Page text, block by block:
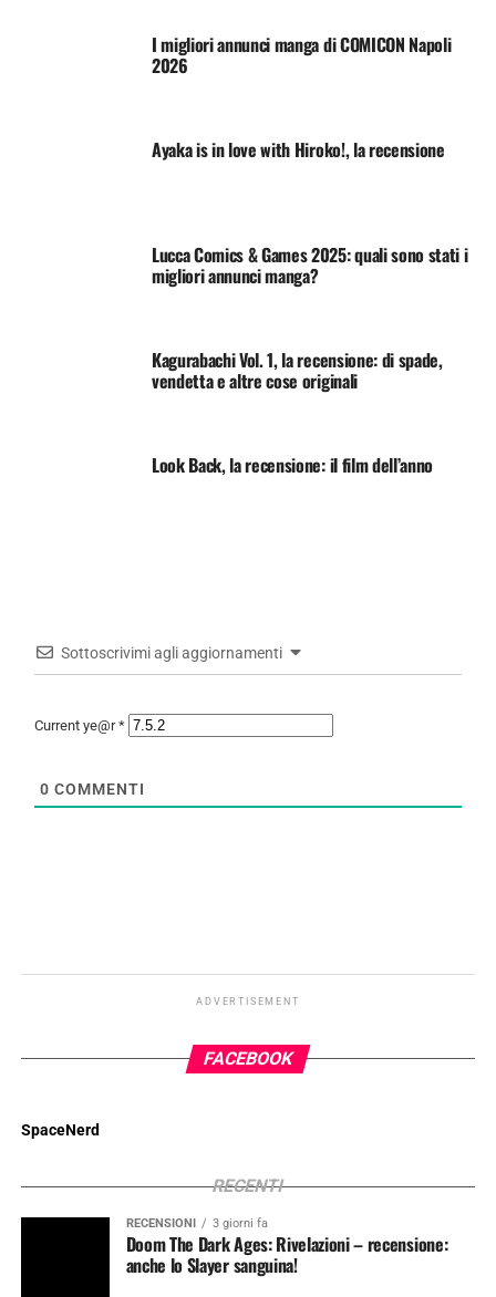
I migliori annunci manga di COMICON Napoli
2026
Ayaka is in love with Hiroko!, la recensione
Lucca Comics & Games 2025: quali sono stati i
migliori annunci manga?
Kagurabachi Vol. 1, la recensione: di spade,
vendetta e altre cose originali
Look Back, la recensione: il film dell’anno
Sottoscrivimi agli aggiornamenti
Current ye@r*
0 COMMENTI
ADVERTISEMENT
FACEBOOK
SpaceNerd
RECENTI
RECENSIONI 3 giorni fa
Doom The Dark Ages: Rivelazioni – recensione:
anche lo Slayer sanguina!